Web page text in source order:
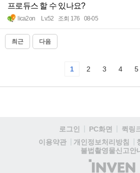
프로듀스 할 수 있나요?
lica2on Lv.52 조회 176 08-05
최근 다음
1 2 3 4 5
로그인 PC화면 퀵링
이용약관
개인정보처리방침
불법촬영물신고안
(주)